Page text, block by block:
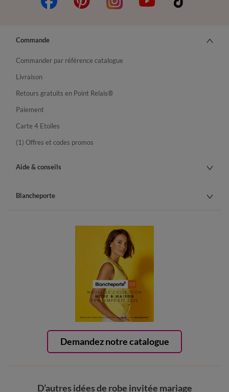
Demandez notre catalogue
Commande
Commander par référence catalogue
Livraison
Retours gratuits en Point Relais®
Paiement
Carte 4 Etoiles
(1) Offres et codes promos
Aide & conseils
Blancheporte
D’autres idées de robe invitée mariage